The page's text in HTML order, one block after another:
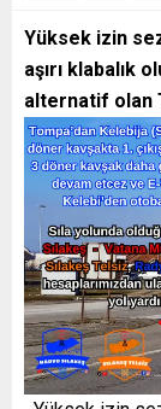
Yüksek izin
aşırı klabalık
alternatif olan